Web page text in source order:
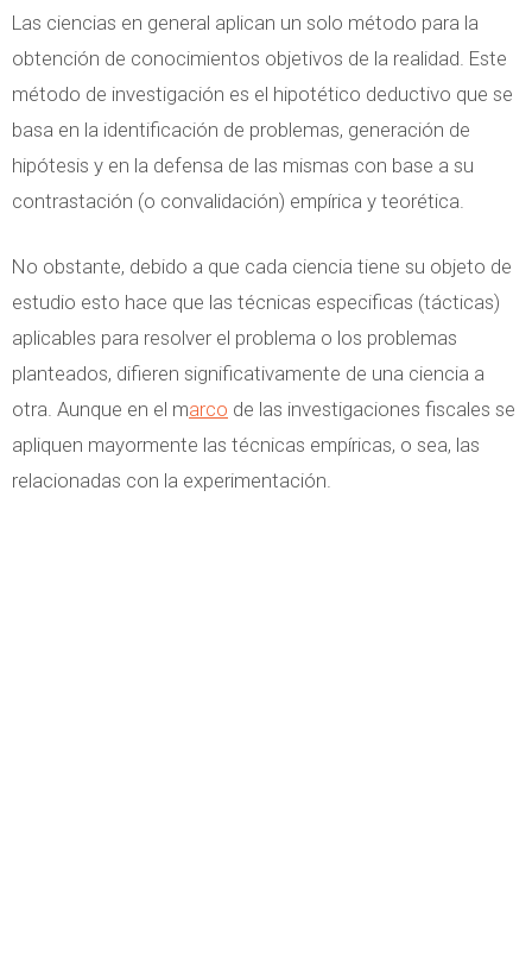
Las ciencias en general aplican un solo método para la
obtención de conocimientos objetivos de la realidad. Este
método de investigación es el hipotético deductivo que se
basa en la identificación de problemas, generación de
hipótesis y en la defensa de las mismas con base a su
contrastación (o convalidación) empírica y teorética.
No obstante, debido a que cada ciencia tiene su objeto de
estudio esto hace que las técnicas especificas (tácticas)
aplicables para resolver el problema o los problemas
planteados, difieren significativamente de una ciencia a
otra. Aunque en el marco de las investigaciones fiscales se
apliquen mayormente las técnicas empíricas, o sea, las
relacionadas con la experimentación.